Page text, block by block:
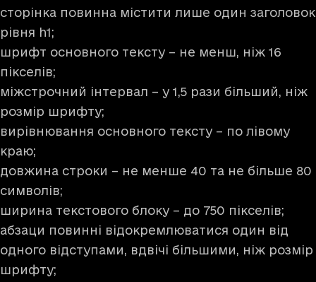
сторінка повинна містити лише один заголовок
рівня h1;
шрифт основного тексту – не менш, ніж 16
пікселів;
міжстрочний інтервал – у 1,5 рази більший, ніж
розмір шрифту;
вирівнювання основного тексту – по лівому
краю;
довжина строки – не менше 40 та не більше 80
символів;
ширина текстового блоку – до 750 пікселів;
абзаци повинні відокремлюватися один від
одного відступами, вдвічі більшими, ніж розмір
шрифту;